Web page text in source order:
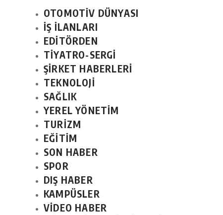
OTOMOTİV DÜNYASI
İŞ İLANLARI
EDİTÖRDEN
TİYATRO-SERGİ
ŞİRKET HABERLERİ
TEKNOLOJİ
SAĞLIK
YEREL YÖNETİM
TURİZM
EĞİTİM
SON HABER
SPOR
DIŞ HABER
KAMPÜSLER
VİDEO HABER